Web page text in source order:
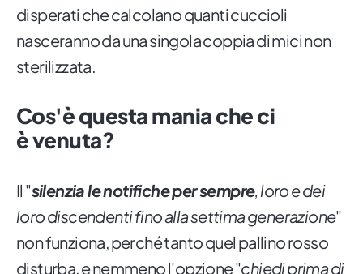
disperati che calcolano quanti cuccioli
nasceranno da una singola coppia di mici non
sterilizzata.
Cos'è questa mania che ci
è venuta?
Il "silenzia le notifiche per sempre, loro e dei
loro discendenti fino alla settima generazione"
non funziona, perché tanto quel pallino rosso
disturba, e nemmeno l'opzione "chiedi prima di